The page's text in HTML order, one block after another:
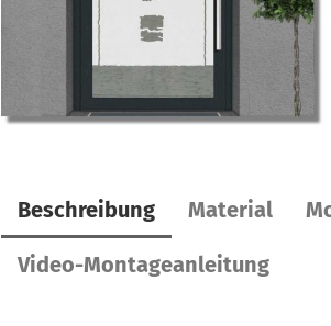
Beschreibung Material
Video-Montageanleitung